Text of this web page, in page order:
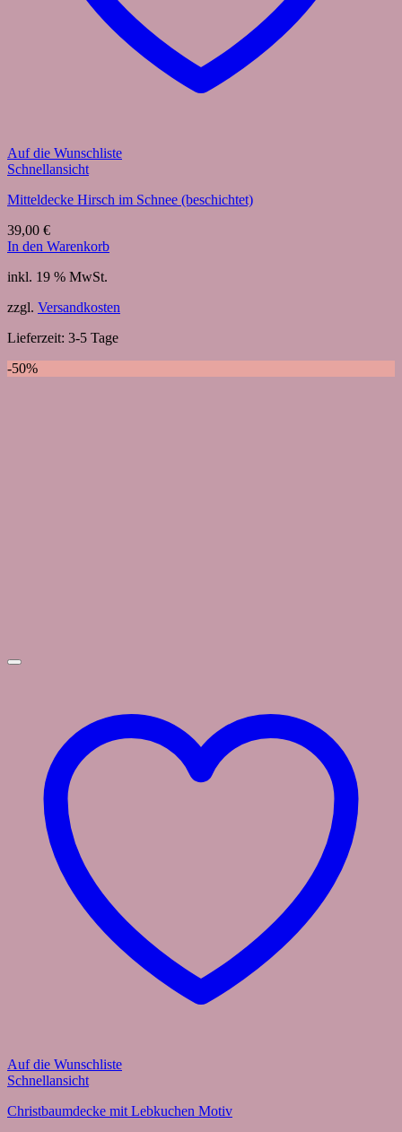
Auf die Wunschliste
Schnellansicht
Mitteldecke Hirsch im Schnee (beschichtet)
39,00 €
In den Warenkorb
inkl. 19 % MwSt.
zzgl. Versandkosten
Lieferzeit: 3-5 Tage
-50%
Auf die Wunschliste
Schnellansicht
Christbaumdecke mit Lebkuchen Motiv